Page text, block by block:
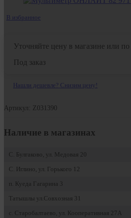
В избранное
Уточняйте цену в магазине или
Под заказ
Нашли дешевле? Снизим цену!
Артикул: Z031390
Наличие в магазинах
С. Булгаково, ул. Медовая 20
С. Иглино, ул. Горького 12
п. Куеда Гагарина 3
Татышлы ул.Совхозная 31
с. Старобалтаево, ул. Кооперативная 27А